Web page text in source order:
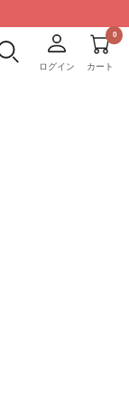
ログイン カート